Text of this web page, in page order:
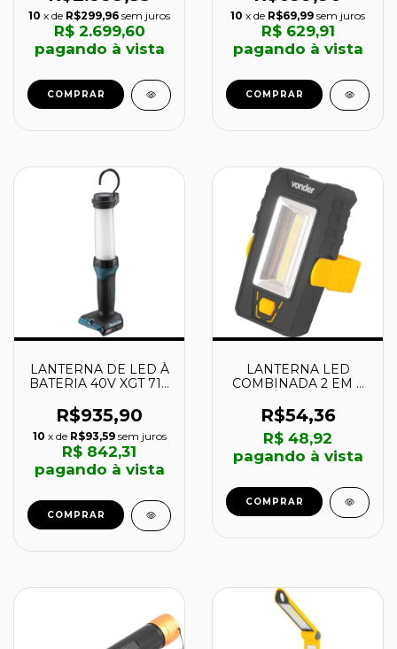
10 x de R$299,96 sem juros
R$ 2.699,60
pagando à vista
COMPRAR
10 x de R$69,99 sem juros
R$ 629,91
pagando à vista
LANTERNA DE LED À
BATERIA 40V XGT 710
MAKITA
R$935,90
10 x de R$93,59 sem juros
R$ 842,31
pagando à vista
LANTERNA LED
COMBINADA 2 EM 1,
8075202000 -
VONDER
R$54,36
R$ 48,92
pagando à vista
COMPRAR